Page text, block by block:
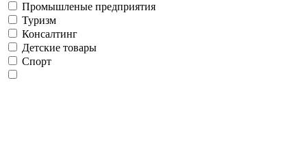
Промышленые предприятия
Туризм
Консалтинг
Детские товары
Спорт